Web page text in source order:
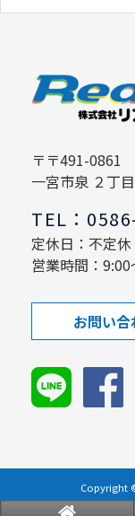
〒〒491-0861
一宮市泉 ２丁
TEL：
定休日：不定休
営業時間：9:00
お問い合
Copyright